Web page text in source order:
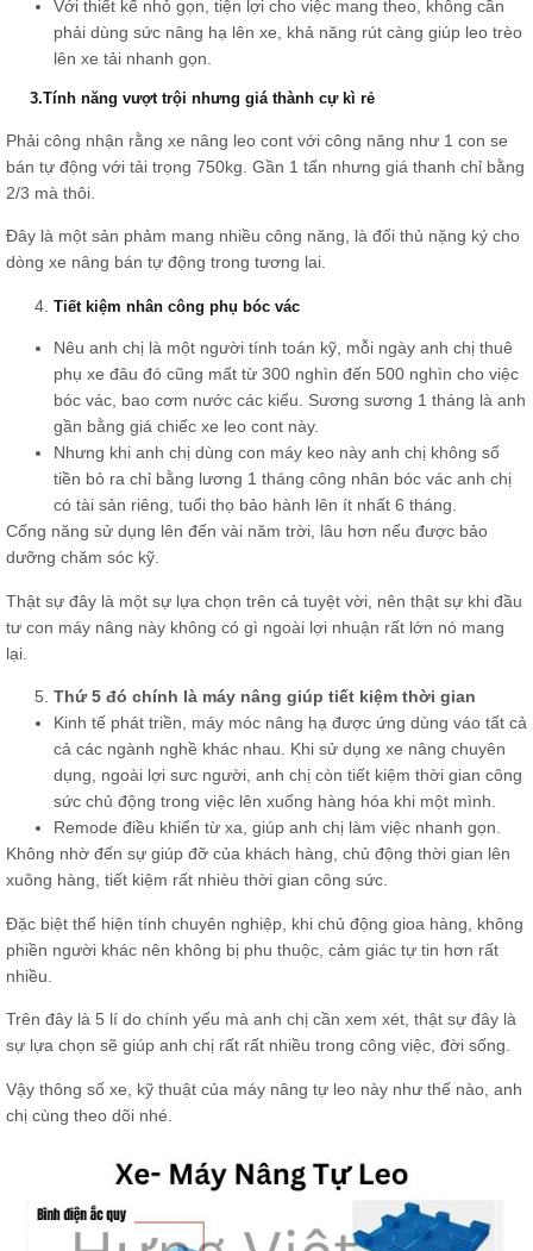
Với thiết kế nhỏ gọn, tiện lợi cho việc mang theo, không cần
phải dùng sức nâng hạ lên xe, khả năng rút càng giúp leo trèo
lên xe tải nhanh gọn.
3.Tính năng vượt trội nhưng giá thành cự kì rẻ
Phải công nhận rằng xe nâng leo cont với công năng như 1 con se
bán tự động với tải trọng 750kg. Gần 1 tấn nhưng giá thanh chỉ bằng
2/3 mà thôi.
Đây là một sản phảm mang nhiều công năng, là đối thủ nặng ký cho
dòng xe nâng bán tự động trong tương lai.
Tiết kiệm nhân công phụ bóc vác
Nêu anh chị là một người tính toán kỹ, mỗi ngày anh chị thuê
phụ xe đâu đó cũng mất từ 300 nghìn đến 500 nghìn cho việc
bóc vác, bao cơm nước các kiểu. Sương sương 1 tháng là anh
gần bằng giá chiếc xe leo cont này.
Nhưng khi anh chị dùng con máy keo này anh chị không số
tiền bỏ ra chỉ bằng lương 1 tháng công nhân bóc vác anh chị
có tài sản riêng, tuổi thọ bảo hành lên ít nhất 6 tháng.
Cống năng sử dụng lên đến vài năm trời, lâu hơn nếu được bảo
dưỡng chăm sóc kỹ.
Thật sự đây là một sự lựa chọn trên cả tuyệt vời, nên thật sự khi đầu
tư con máy nâng này không có gì ngoài lợi nhuận rất lớn nó mang
lại.
Thứ 5 đó chính là máy nâng giúp tiết kiệm thời gian
Kinh tế phát triền, máy móc nâng hạ được ứng dùng váo tất cả
cả các ngành nghề khác nhau. Khi sử dụng xe nâng chuyên
dụng, ngoài lợi sưc người, anh chị còn tiết kiệm thời gian công
sức chủ động trong việc lên xuống hàng hóa khi một mình.
Remode điều khiển từ xa, giúp anh chị làm việc nhanh gọn.
Không nhờ đến sự giúp đỡ của khách hàng, chủ động thời gian lên
xuông hàng, tiết kiệm rất nhièu thời gian công sức.
Đặc biệt thể hiện tính chuyên nghiệp, khi chủ động gioa hàng, không
phiền người khác nên không bị phu thuộc, cảm giác tự tin hơn rất
nhiều.
Trên đây là 5 lí do chính yếu mà anh chị cần xem xét, thật sự đây là
sự lựa chọn sẽ giúp anh chị rất rất nhiều trong công việc, đời sống.
Vậy thông số xe, kỹ thuật của máy nâng tự leo này như thế nào, anh
chị cùng theo dõi nhé.